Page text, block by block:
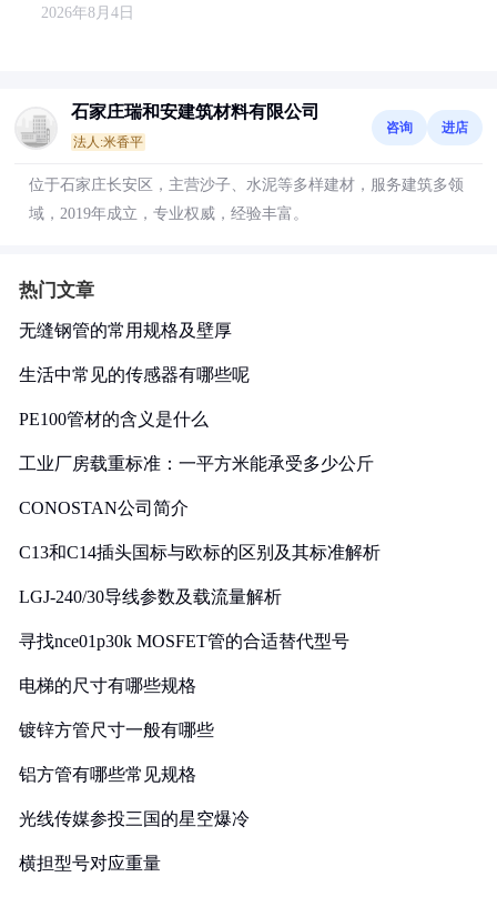
2026年8月4日
石家庄瑞和安建筑材料有限公司
法人:米香平
咨询 进店
位于石家庄长安区，主营沙子、水泥等多样建材，服务建筑多领
域，2019年成立，专业权威，经验丰富。
热门文章
无缝钢管的常用规格及壁厚
生活中常见的传感器有哪些呢
PE100管材的含义是什么
工业厂房载重标准：一平方米能承受多少公斤
CONOSTAN公司简介
C13和C14插头国标与欧标的区别及其标准解析
LGJ-240/30导线参数及载流量解析
寻找nce01p30k MOSFET管的合适替代型号
电梯的尺寸有哪些规格
镀锌方管尺寸一般有哪些
铝方管有哪些常见规格
光线传媒参投三国的星空爆冷
横担型号对应重量